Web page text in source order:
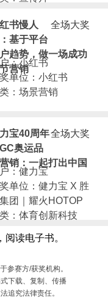
全场大奖
书慢人
基于平台
趋势，做一场成功
营销
：小红书
单位：小红书
：场景营销
全场大奖
宝40周年
奥运品
销：一起打出中国
：健力宝
单位：健力宝 X 胜
团｜耀火HOTOP
：体育创新科技
读电子书。
参赛方/获奖机构。
下载、复制、传播
追究法律责任。